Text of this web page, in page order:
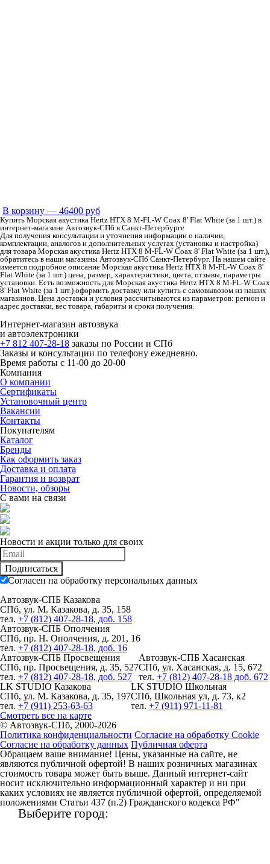
В корзину — 46400 руб
Купить Морская акустика Hertz HTX 8 M-FL-W Coax 8' Flat White (за 1 шт.) в
интернет-магазине Автозвук-СПб в Санкт-Петербурге
Для получения консультации и уточнения информации о наличии,
комплектации, аналогов и дополнительных услугах (установка и настройка)
для товара Морская акустика Hertz HTX 8 M-FL-W Coax 8' Flat White (за 1 шт.),
обратитесь в наши магазины Автозвук-СПб Санкт-Петербург. На нашем сайте
имеется подробное описание Морская акустика Hertz HTX 8 M-FL-W Coax 8'
Flat White (за 1 шт.) цена, размер, характеристики, цвета, отзывы, параметры
установки. Есть возможность для Морская акустика Hertz HTX 8 M-FL-W Coax
8' Flat White (за 1 шт.) оформить доставку или купить с самовывозом из наших
магазинов. Цена доставки и условия рассчитываются из параметров: регион и
адрес доставки, вес товара, габариты и сроки получения.
Интернет-магазин автозвука
и автоэлектроники
+7 812 407-28-18 заказы по России и СПб
Заказы и консультации по телефону ежедневно.
Время работы с 11-00 до 20-00
Компания
О компании
Сертификаты
Установочный центр
Вакансии
Контакты
Покупателям
Каталог
Бренды
Как оформить заказ
Доставка и оплата
Гарантия и возврат
Новости, обзоры
С вами на связи
Новости и акции только для своих
Подписаться
Согласен на обработку персональных данных
Автозвук-СПБ Казакова
СПб, ул. М. Казакова, д. 35, 158
тел. +7 (812) 407-28-18, доб. 158
Автозвук-СПБ Ополчения
СПб, пр. Н. Ополчения, д. 201, 16
тел. +7 (812) 407-28-18, доб. 16
Автозвук-СПБ Просвещения
СПб, пр. Просвещения, д. 35, 527
тел. +7 (812) 407-28-18, доб. 527
Автозвук-СПБ Хасанская
СПб, ул. Хасанская, д. 15, 672
тел. +7 (812) 407-28-18 доб. 672
LK STUDIO Казакова
СПб, ул. М. Казакова, д. 35, 197
тел. +7 (911) 253-63-63
LK STUDIO Школьная
СПб, Школьная ул, д. 73, к2
тел. +7 (911) 971-11-81
Смотреть все на карте
© Автозвук-СПб, 2000-2026
Политика конфиденциальности Согласие на обработку Cookie
Согласие на обработку данных Публичная оферта
Обращаем ваше внимание! Цены, указанные на сайте, не
являются публичной офертой! В наших розничных магазинах
стоимость товара может быть выше. Данный интернет-сайт
носит исключительно информационный характер и ни при
каких условиях не является публичной офертой, определяемой
положениями Статьи 437 (п.2) Гражданского кодекса РФ"
Выберите город: